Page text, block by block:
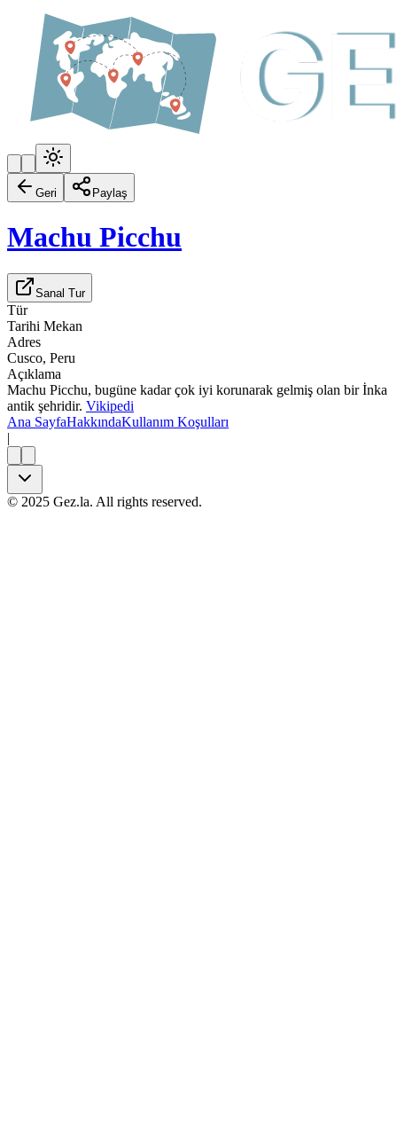
Geri Paylaş
Machu Picchu
Sanal Tur
Tür
Tarihi Mekan
Adres
Cusco, Peru
Açıklama
Machu Picchu, bugüne kadar çok iyi korunarak gelmiş olan bir İnka
antik şehridir. Vikipedi
Ana SayfaHakkındaKullanım Koşulları
|
© 2025 Gez.la. All rights reserved.